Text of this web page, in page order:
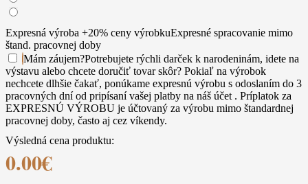
Expresná výroba +20% ceny výrobkuExpresné spracovanie mimo
štand. pracovnej doby
Mám záujem?Potrebujete rýchli darček k narodeninám, idete na
výstavu alebo chcete doručiť tovar skôr? Pokiaľ na výrobok
nechcete dlhšie čakať, ponúkame expresnú výrobu s odoslaním do 3
pracovných dní od pripísaní vašej platby na náš účet . Príplatok za
EXPRESNÚ VÝROBU je účtovaný za výrobu mimo štandardnej
pracovnej doby, často aj cez víkendy.
Výsledná cena produktu:
0.00€